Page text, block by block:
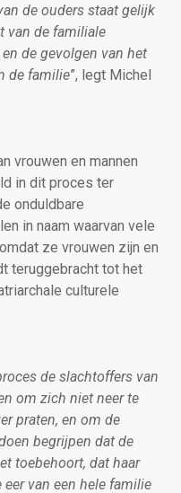
de ouders staat gelijk
van de familiale
de gevolgen van het
de familie”, legt Michel
vrouwen en mannen
in dit proces ter
onduldbare
in naam waarvan vele
ze vrouwen zijn en
teruggebracht tot het
culturele
de slachtoffers van
om zich niet neer te
praten, en om de
begrijpen dat de
toebehoort, dat haar
van een hele familie